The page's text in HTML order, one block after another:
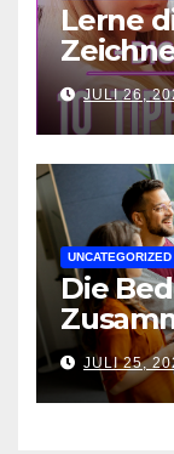
Lerne
fürJULI 26,
UNCATEGORIZED
Die
JULI 25,